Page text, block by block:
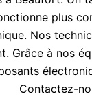
plus
Nos
Grâce à nos
Contactez-